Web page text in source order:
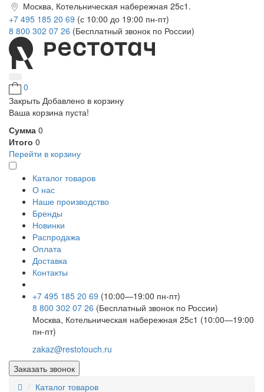
Москва, Котельническая набережная 25с1.
+7 495 185 20 69 (с 10:00 до 19:00 пн-пт)
8 800 302 07 26 (Бесплатный звонок по России)
0
Закрыть Добавлено в корзину
Ваша корзина пуста!
Сумма 0
Итого 0
Перейти в корзину
Каталог товаров
О нас
Наше производство
Бренды
Новинки
Распродажа
Оплата
Доставка
Контакты
+7 495 185 20 69 (10:00—19:00 пн-пт)
8 800 302 07 26 (Бесплатный звонок по России)
Москва, Котельническая набережная 25с1 (10:00—19:00
пн-пт)
zakaz@restotouch.ru
Заказать звонок
Каталог товаров